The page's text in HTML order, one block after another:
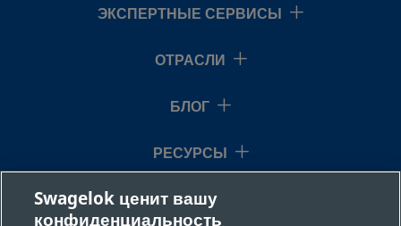
ЭКСПЕРТНЫЕ СЕРВИСЫ
ОТРАСЛИ
БЛОГ
РЕСУРСЫ
О НАС
Swagelok ценит вашу
конфиденциальность